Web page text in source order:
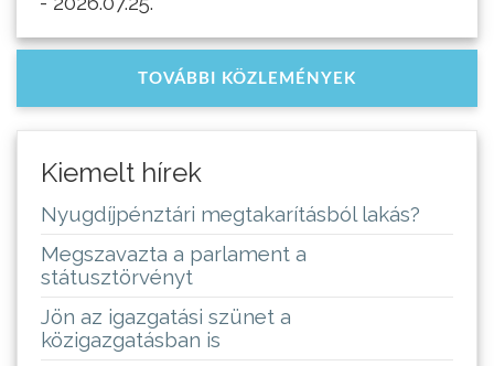
TOVÁBBI KÖZLEMÉNYEK
Kiemelt hírek
Nyugdíjpénztári megtakarításból lakás?
Megszavazta a parlament a
státusztörvényt
Jön az igazgatási szünet a
közigazgatásban is